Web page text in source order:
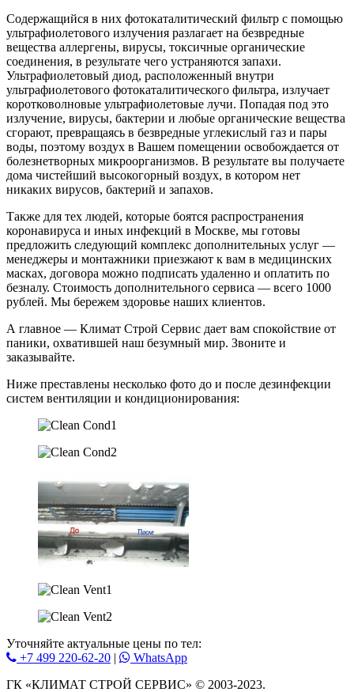
Содержащийся в них фотокаталитический фильтр с помощью
ультрафиолетового излучения разлагает на безвредные
вещества аллергены, вирусы, токсичные органические
соединения, в результате чего устраняются запахи.
Ультрафиолетовый диод, расположенный внутри
ультрафиолетового фотокаталитического фильтра, излучает
коротковолновые ультрафиолетовые лучи. Попадая под это
излучение, вирусы, бактерии и любые органические вещества
сгорают, превращаясь в безвредные углекислый газ и пары
воды, поэтому воздух в Вашем помещении освобождается от
болезнетворных микроорганизмов. В результате вы получаете
дома чистейший высокогорный воздух, в котором нет
никаких вирусов, бактерий и запахов.
Также для тех людей, которые боятся распространения
коронавируса и иных инфекций в Москве, мы готовы
предложить следующий комплекс дополнительных услуг —
менеджеры и монтажники приезжают к вам в медицинских
масках, договора можно подписать удаленно и оплатить по
безналу. Стоимость дополнительного сервиса — всего 1000
рублей. Мы бережем здоровье наших клиентов.
А главное — Климат Строй Сервис дает вам спокойствие от
паники, охватившей наш безумный мир. Звоните и
заказывайте.
Ниже преставлены несколько фото до и после дезинфекции
систем вентиляции и кондиционирования:
Уточняйте актуальные цены по тел:
+7 499 220-62-20 |
WhatsАpp
ГК «КЛИМАТ СТРОЙ СЕРВИС» © 2003-2023.